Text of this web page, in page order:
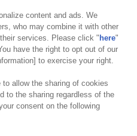
カスタマーハラスメント対応方針
content and ads. We
who may combine it with other
services. Please click " here"
have the right to opt out of our
to exercise your right.
allow the sharing of cookies
to the sharing regardless of the
consent on the following